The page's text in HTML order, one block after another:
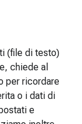
(file di testo)
chiede al
per ricordare
o i dati di
e